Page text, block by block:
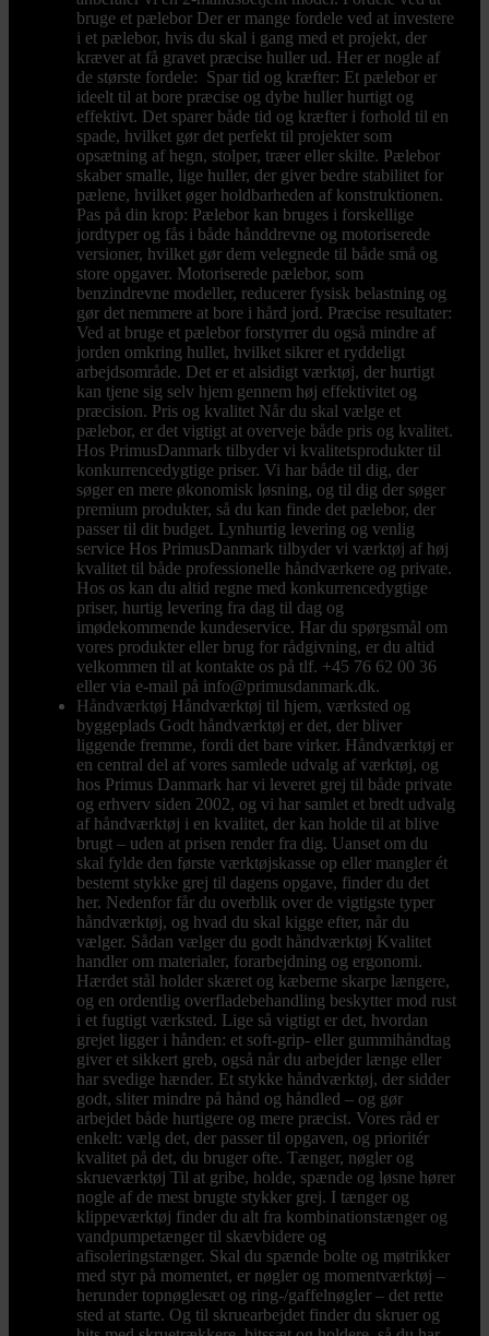
bruge et pælebor Der er mange fordele ved at investere
i et pælebor, hvis du skal i gang med et projekt, der
kræver at få gravet præcise huller ud. Her er nogle af
de største fordele: Spar tid og kræfter: Et pælebor er
ideelt til at bore præcise og dybe huller hurtigt og
effektivt. Det sparer både tid og kræfter i forhold til en
spade, hvilket gør det perfekt til projekter som
opsætning af hegn, stolper, træer eller skilte. Pælebor
skaber smalle, lige huller, der giver bedre stabilitet for
pælene, hvilket øger holdbarheden af konstruktionen.
Pas på din krop: Pælebor kan bruges i forskellige
jordtyper og fås i både hånddrevne og motoriserede
versioner, hvilket gør dem velegnede til både små og
store opgaver. Motoriserede pælebor, som
benzindrevne modeller, reducerer fysisk belastning og
gør det nemmere at bore i hård jord. Præcise resultater:
Ved at bruge et pælebor forstyrrer du også mindre af
jorden omkring hullet, hvilket sikrer et ryddeligt
arbejdsområde. Det er et alsidigt værktøj, der hurtigt
kan tjene sig selv hjem gennem høj effektivitet og
præcision. Pris og kvalitet Når du skal vælge et
pælebor, er det vigtigt at overveje både pris og kvalitet.
Hos PrimusDanmark tilbyder vi kvalitetsprodukter til
konkurrencedygtige priser. Vi har både til dig, der
søger en mere økonomisk løsning, og til dig der søger
premium produkter, så du kan finde det pælebor, der
passer til dit budget. Lynhurtig levering og venlig
service Hos PrimusDanmark tilbyder vi værktøj af høj
kvalitet til både professionelle håndværkere og private.
Hos os kan du altid regne med konkurrencedygtige
priser, hurtig levering fra dag til dag og
imødekommende kundeservice. Har du spørgsmål om
vores produkter eller brug for rådgivning, er du altid
velkommen til at kontakte os på tlf. +45 76 62 00 36
eller via e-mail på info@primusdanmark.dk.
Håndværktøj Håndværktøj til hjem, værksted og
byggeplads Godt håndværktøj er det, der bliver
liggende fremme, fordi det bare virker. Håndværktøj er
en central del af vores samlede udvalg af værktøj, og
hos Primus Danmark har vi leveret grej til både private
og erhverv siden 2002, og vi har samlet et bredt udvalg
af håndværktøj i en kvalitet, der kan holde til at blive
brugt – uden at prisen render fra dig. Uanset om du
skal fylde den første værktøjskasse op eller mangler ét
bestemt stykke grej til dagens opgave, finder du det
her. Nedenfor får du overblik over de vigtigste typer
håndværktøj, og hvad du skal kigge efter, når du
vælger. Sådan vælger du godt håndværktøj Kvalitet
handler om materialer, forarbejdning og ergonomi.
Hærdet stål holder skæret og kæberne skarpe længere,
og en ordentlig overfladebehandling beskytter mod rust
i et fugtigt værksted. Lige så vigtigt er det, hvordan
grejet ligger i hånden: et soft-grip- eller gummihåndtag
giver et sikkert greb, også når du arbejder længe eller
har svedige hænder. Et stykke håndværktøj, der sidder
godt, sliter mindre på hånd og håndled – og gør
arbejdet både hurtigere og mere præcist. Vores råd er
enkelt: vælg det, der passer til opgaven, og prioritér
kvalitet på det, du bruger ofte. Tænger, nøgler og
skrueværktøj Til at gribe, holde, spænde og løsne hører
nogle af de mest brugte stykker grej. I tænger og
klippeværktøj finder du alt fra kombinationstænger og
vandpumpetænger til skævbidere og
afisoleringstænger. Skal du spænde bolte og møtrikker
med styr på momentet, er nøgler og momentværktøj –
herunder topnøglesæt og ring-/gaffelnøgler – det rette
sted at starte. Og til skruearbejdet finder du skruer og